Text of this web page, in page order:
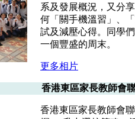
系及發展概況，又分
何「關手機溫習」、
試及減壓心得。同學
一個豐盛的周末。
更多相片
香港東區家長教師會
香港東區家長教師會